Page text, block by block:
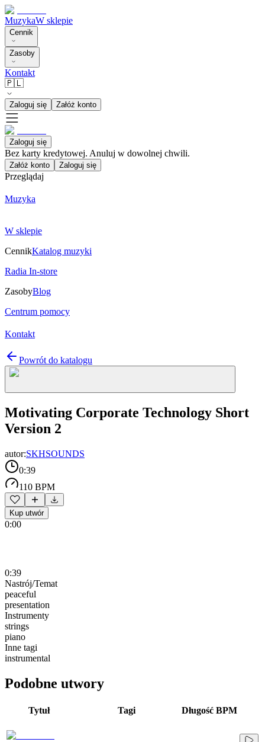
MuzykaW sklepie
Cennik
Zasoby
Kontakt
🇵🇱
Zaloguj się Załóż konto
Zaloguj się
Bez karty kredytowej. Anuluj w dowolnej chwili.
Załóż konto Zaloguj się
Przeglądaj
Muzyka
W sklepie
CennikKatalog muzyki
Radia In-store
ZasobyBlog
Centrum pomocy
Kontakt
Powrót do katalogu
Motivating Corporate Technology Short
Version 2
autor:SKHSOUNDS
0:39
110 BPM
Kup utwór
0:00
0:39
Nastrój/Temat
peaceful
presentation
Instrumenty
strings
piano
Inne tagi
instrumental
Podobne utwory
Tytuł Tagi Długość BPM